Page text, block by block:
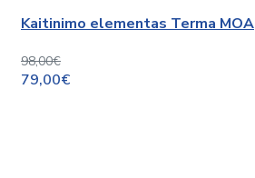
Kaitinimo elementas Terma MOA
98,00€
79,00€